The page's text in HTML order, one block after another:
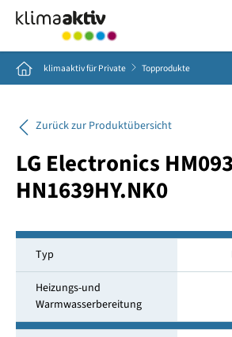
Home klimaaktiv für Private Topprodukte
Zurück zur Produktübersicht
LG Electronics
HN1639HY.NK0
Typ
Heizungs-und
Warmwasserbereitung